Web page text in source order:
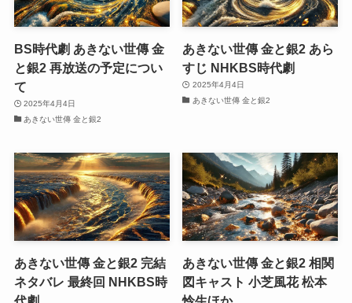
BS時代劇 あきない世傳 金
と銀2 再放送の予定につい
て
2025年4月4日
あきない世傳 金と銀2
あきない世傳 金と銀2 あら
すじ NHKBS時代劇
2025年4月4日
あきない世傳 金と銀2
あきない世傳 金と銀2 完結
ネタバレ 最終回 NHKBS時
あきない世傳 金と銀2 相関
図キャスト 小芝風花 松本